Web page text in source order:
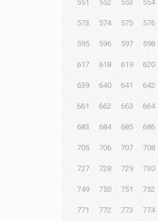
551 552 553 554
573 574 575 576
595 596 597 598
617 618 619 620
639 640 641 642
661 662 663 664
683 684 685 686
705 706 707 708
727 728 729 730
749 750 751 752
771 772 773 774